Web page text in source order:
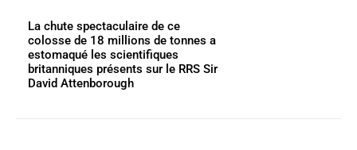
La chute spectaculaire de ce
colosse de 18 millions de tonnes a
estomaqué les scientifiques
britanniques présents sur le RRS Sir
David Attenborough